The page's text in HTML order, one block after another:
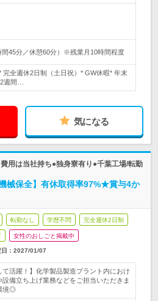
間45分／休憩60分）※残業月10時間程度
完全週休2日制（土日祝）* GW休暇* 年末
週間…
気になる
用は当社持ち●独身寮有り●千葉工場/転勤
械保全】有休取得率97%★賞与4か
転勤なし 学歴不問 完全週休2日制
女性のおしごと掲載中
： 2027/01/07
て活躍！】化学製品製造プラント内におけ
備立ち上げ業務などをご担当いただきま
境◎